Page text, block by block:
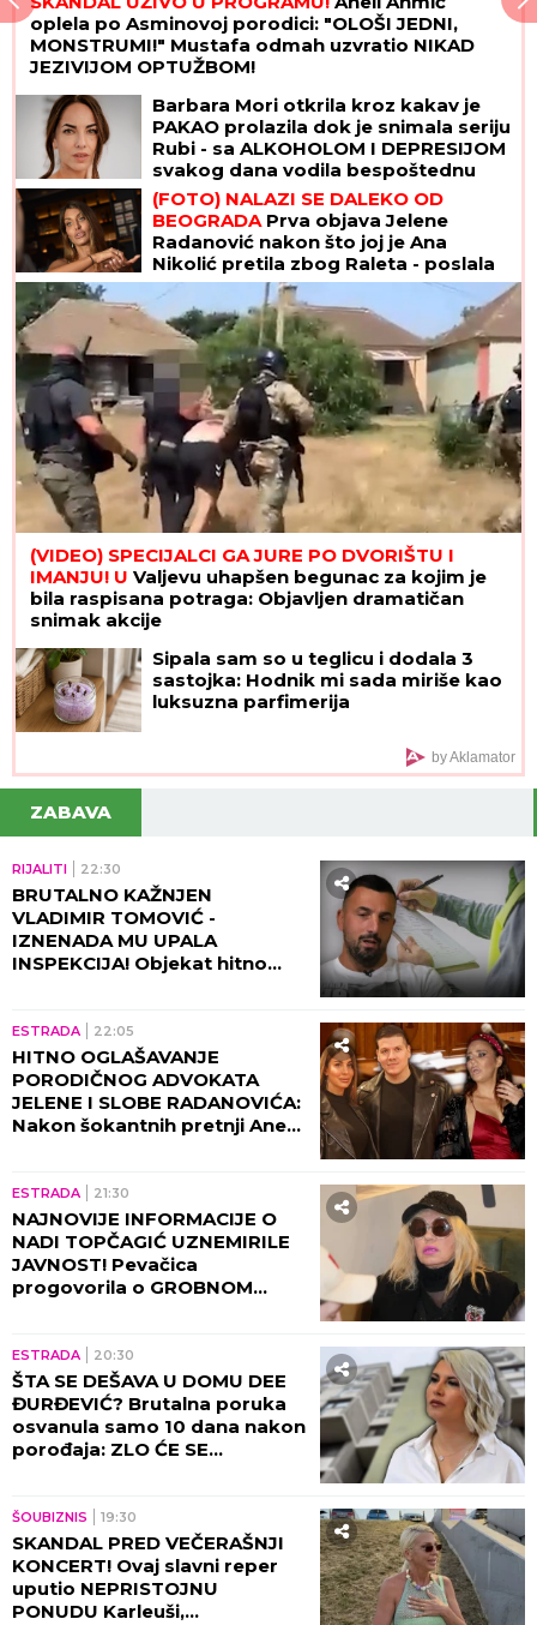
oplela po Asminovoj porodici: "OLOŠI JEDNI,
MONSTRUMI!" Mustafa odmah uzvratio NIKAD
JEZIVIJOM OPTUŽBOM!
Barbara Mori otkrila kroz kakav je
PAKAO prolazila dok je snimala seriju
Rubi - sa ALKOHOLOM I DEPRESIJOM
svakog dana vodila bespoštednu
borbu
(FOTO) NALAZI SE DALEKO OD
BEOGRADAPrva objava Jelene
Radanović nakon što joj je Ana
Nikolić pretila zbog Raleta - poslala
joj jezive poruke
(VIDEO) SPECIJALCI GA JURE PO DVORIŠTU I
IMANJU! U Valjevu uhapšen begunac za kojim je
bila raspisana potraga: Objavljen dramatičan
snimak akcije
Sipala sam so u teglicu i dodala 3
sastojka: Hodnik mi sada miriše kao
luksuzna parfimerija
by Aklamator
ZABAVA
RIJALITI 22:30
BRUTALNO KAŽNJEN
VLADIMIR TOMOVIĆ -
IZNENADA MU UPALA
INSPEKCIJA! Objekat hitno
ESTRADA 22:05
HITNO OGLAŠAVANJE
PORODIČNOG ADVOKATA
JELENE I SLOBE RADANOVIĆA:
Nakon šokantnih pretnji Ane
ESTRADA 21:30
NAJNOVIJE INFORMACIJE O
NADI TOPČAGIĆ UZNEMIRILE
JAVNOST! Pevačica
progovorila o GROBNOM
ESTRADA 20:30
ŠTA SE DEŠAVA U DOMU DEE
ĐURĐEVIĆ? Brutalna poruka
osvanula samo 10 dana nakon
porođaja: ZLO ĆE SE
ŠOUBIZNIS 19:30
SKANDAL PRED VEČERAŠNJI
KONCERT! Ovaj slavni reper
uputio NEPRISTOJNU
PONUDU Karleuši,